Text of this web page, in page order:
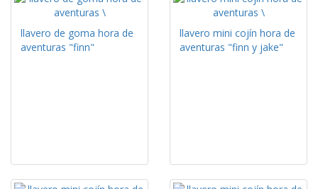
llavero de goma hora de
aventuras "finn"
llavero mini cojín hora de
aventuras "finn y jake"